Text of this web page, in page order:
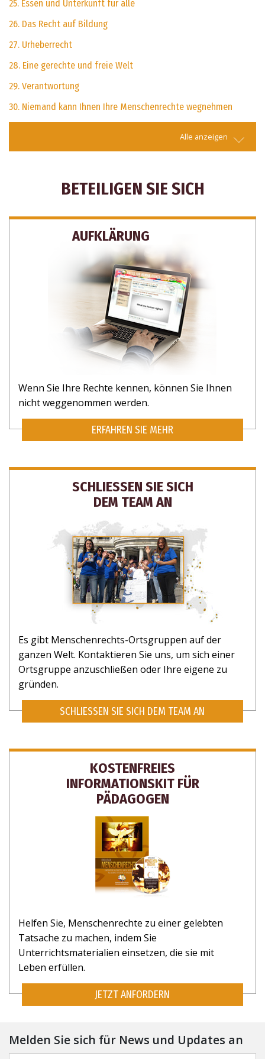
25. Essen und Unterkunft für alle
26. Das Recht auf Bildung
27. Urheberrecht
28. Eine gerechte und freie Welt
29. Verantwortung
30. Niemand kann Ihnen Ihre Menschenrechte wegnehmen
Alle anzeigen
BETEILIGEN SIE SICH
AUFKLÄRUNG
Wenn Sie Ihre Rechte kennen, können Sie Ihnen
nicht weggenommen werden.
ERFAHREN SIE MEHR
SCHLIESSEN SIE SICH
DEM TEAM AN
Es gibt Menschenrechts-Ortsgruppen auf der
ganzen Welt. Kontaktieren Sie uns, um sich einer
Ortsgruppe anzuschließen oder Ihre eigene zu
gründen.
SCHLIESSEN SIE SICH DEM TEAM AN
KOSTENFREIES
INFORMATIONSKIT FÜR
PÄDAGOGEN
Helfen Sie, Menschenrechte zu einer gelebten
Tatsache zu machen, indem Sie
Unterrichtsmaterialien einsetzen, die sie mit
Leben erfüllen.
JETZT ANFORDERN
Melden Sie sich für News und Updates an